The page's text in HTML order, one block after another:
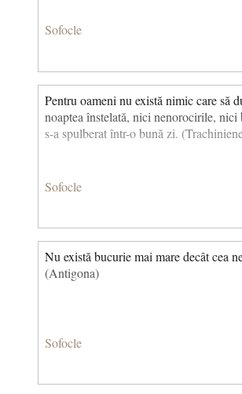
Sofocle
Pentru oameni nu există nimic care să
noaptea înstelată, nici nenorocirile, nici
s-a spulberat într-o bună zi.
Sofocle
Nu există bucurie mai mare decât cea
(Antigona)
Sofocle